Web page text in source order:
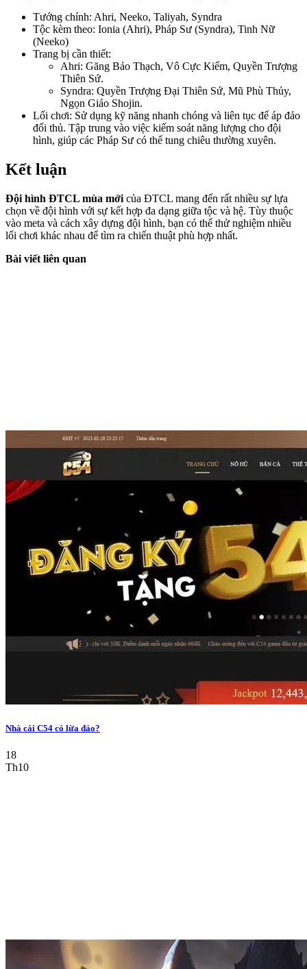
Tướng chính: Ahri, Neeko, Taliyah, Syndra
Tộc kèm theo: Ionia (Ahri), Pháp Sư (Syndra), Tinh Nữ
(Neeko)
Trang bị cần thiết:
Ahri: Găng Bảo Thạch, Vô Cực Kiếm, Quyền Trượng
Thiên Sứ.
Syndra: Quyền Trượng Đại Thiên Sứ, Mũ Phù Thủy,
Ngọn Giáo Shojin.
Lối chơi: Sử dụng kỹ năng nhanh chóng và liên tục để áp đảo
đối thủ. Tập trung vào việc kiểm soát năng lượng cho đội
hình, giúp các Pháp Sư có thể tung chiêu thường xuyên.
Kết luận
Đội hình ĐTCL mùa mới của ĐTCL mang đến rất nhiều sự lựa
chọn về đội hình với sự kết hợp đa dạng giữa tộc và hệ. Tùy thuộc
vào meta và cách xây dựng đội hình, bạn có thể thử nghiệm nhiều
lối chơi khác nhau để tìm ra chiến thuật phù hợp nhất.
Bài viết liên quan
Nhà cái C54 có lừa đảo?
18
Th10